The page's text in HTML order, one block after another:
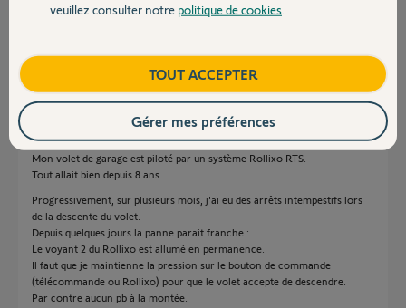
Contact
J'ai moi aussi un problème, apparemment avec ma barre palpeuse avec
émetteur XSE.
Mon volet de garage est piloté par un système Rollixo RTS.
Tout allait bien depuis 8 ans.
Progressivement, sur plusieurs mois, j'ai eu des arrêts intempestifs lors
de la descente du volet.
Depuis quelques jours la panne parait franche :
Le voyant 2 du Rollixo est allumé en permanence.
Il faut que je maintienne la pression sur le bouton de commande
(télécommande ou Rollixo) pour que le volet accepte de descendre.
Par contre aucun pb à la montée.
veuillez consulter notre politique de cookies
TOUT ACCEPTER
Gérer mes préférences